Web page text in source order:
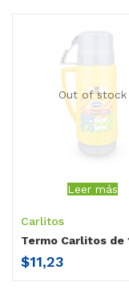
Out of stock
Leer más
Carlitos
Termo Carlitos de
$11,23